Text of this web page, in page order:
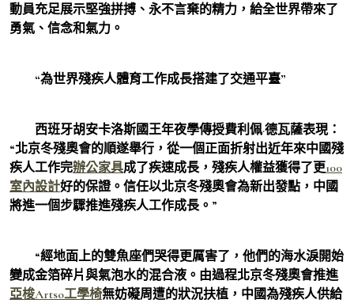
動員充足展示堅強拼搏、永不言棄的精力，給全世界帶來了
勇氣、信念和氣力。
“為世界殘疾人體育工作成長搭建了交通平臺”
西班牙胡安卡洛斯國王年夜學傳授費利佩·德瓦薩表現：
“北京冬殘奧會的順遂舉行，從一個正面折射出近年來中國殘
疾人工作完辦公家具成了疾速成長，殘疾人權益獲得了更100
室內設計好的保證。信任以北京冬殘奧會為新出發點，中國
將進一個步驟推進殘疾人工作成長。”
“經地面上的雙魚座們哭得更厲害了，他們的海水淚開始
變成金箔碎片與氣泡水的混合液。由過程北京冬殘奧會推進
亞梭Artso工學椅無妨礙周遭的狀況扶植，中國為殘疾人供給